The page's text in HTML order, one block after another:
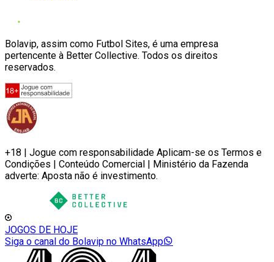
Bolavip, assim como Futbol Sites, é uma empresa
pertencente à Better Collective. Todos os direitos
reservados.
+18 | Jogue com responsabilidade Aplicam-se os Termos e
Condições | Conteúdo Comercial | Ministério da Fazenda
adverte: Aposta não é investimento.
JOGOS DE HOJE
Siga o canal do Bolavip no WhatsApp